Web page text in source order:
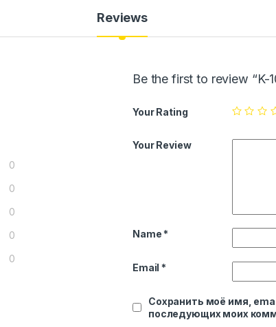
Reviews
0
0
0
0
0
Be the first to review “K-
Your Rating
Your Review
Name *
Email *
Сохранить моё имя,
последующих моих